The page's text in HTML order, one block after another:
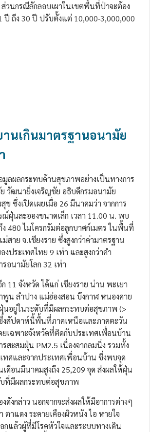
วนกรณีลักลอบเผาในเขตพื้นที่ป่าจะต้อง
ปี ถึง 30 ปี ปรับตั้งแต่ 10,000-3,000,000
นเกินมาตรฐานอนามัย
ลผลกระทบด้านสุขภาพอย่างเป็นทางการ
วัฒนายิ่งเจริญชัย อธิบดีกรมอนามัย
ข ซึ่งเปิดเผยเมื่อ 26 มีนาคมว่า จากการ
ณ์ฝุ่นละอองขนาดเล็ก เวลา 11.00 น. พบ
480 ไมโครกรัมต่อลูกบาศก์เมตร ในพื้นที่
สาย จ.เชียงราย ซึ่งสูงกว่าค่ามาตรฐาน
งประเทศไทย 9 เท่า และสูงกว่าคำ
อนามัยโลก 32 เท่า
11 จังหวัด ได้แก่ เชียงราย น่าน พะเยา
พูน ลำปาง แม่ฮ่องสอน บึงกาฬ หนองคาย
นอยู่ในระดับที่มีผลกระทบต่อสุขภาพ (>
งสัปดาห์นี้พื้นที่ภาคเหนือและภาคตะวัน
ยเฉพาะจังหวัดที่ติดกับประเทศเพื่อนบ้าน
สะสมฝุ่น PM2.5 เนื่องจากลมนิ่ง รวมทั้ง
ทศและจากประเทศเพื่อนบ้าน ซึ่งพบจุด
ดือนมีนาคมสูงถึง 25,209 จุด ส่งผลให้ฝุ่น
บที่มีผลกระทบต่อสุขภาพ
ดังกล่าว นอกจากจะส่งผลให้มีอาการต่างๆ
าแดง ระคายเคืองผิวหนัง ไอ หายใจ
แล้วผู้ที่มีโรคหัวใจและระบบทางเดิน